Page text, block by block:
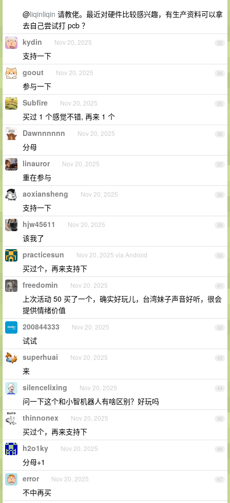
@liqinliqin 请教佬。最近对硬件比较感兴趣，有生产资料可以拿
去自己尝试打 pcb ？
33
kydin Nov 20, 2025
支持一下
34
goout Nov 20, 2025
参与一下
35
Subfire Nov 20, 2025
买过 1 个感觉不错, 再来 1 个
36
Dawnnnnnn Nov 20, 2025
分母
37
linauror Nov 20, 2025
重在参与
38
aoxiansheng Nov 20, 2025
支持一下
39
hjw45611 Nov 20, 2025
该我了
40
practicesun Nov 20, 2025 via Android
买过个，再来支持下
41
freedomin Nov 20, 2025
上次活动 50 买了一个，确实好玩儿，台湾妹子声音好听，很会
提供情绪价值
42
200844333 Nov 20, 2025
试试
43
superhuai Nov 20, 2025
来
44
silencelixing Nov 20, 2025
问一下这个和小智机器人有啥区别？好玩吗
45
thinnonex Nov 20, 2025
买过个，再来支持下
46
h2o1ky Nov 20, 2025
分母+1
47
error Nov 20, 2025
不中再买